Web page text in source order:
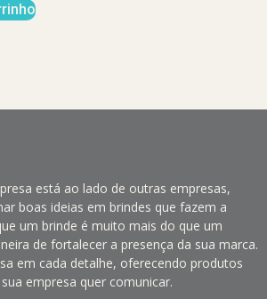
está ao lado de outras empresas,
boas ideias em brindes que fazem a
um brinde é muito mais do que um
de fortalecer a presença da sua marca.
em cada detalhe, oferecendo produtos
empresa quer comunicar.